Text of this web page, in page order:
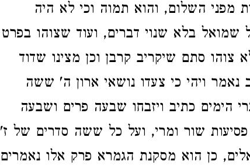
מפני השלום, והוא תמוה וכי לא היה
שמואל בלא שנוי דברים, ועוד שצוהו בפרט
צוהו סתם שיקריב קרבן וכן מצינו שדוד
ויהי כי צעדו נושאי ארון ה' ששה
הימים כתיב ויזבחו שבעה פרים ושבעה
שור ומרי, ועל כל ששה סדרים של ז'
כן הוא מסקנת הגמרא פרק אלו נאמרים